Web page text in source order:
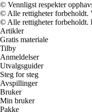
© Vennligst respekter
© Alle rettigheter forbeholdt.
© Alle rettigheter forbeholdt.
Artikler
Gratis materiale
Tilby
Anmeldelser
Utvalgsguider
Steg for steg
Avspillinger
Bruker
Min bruker
Pakke